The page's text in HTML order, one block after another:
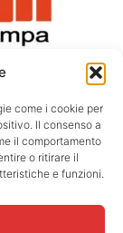
come i cookie per
Il consenso a
il comportamento
o ritirare il
e funzioni.